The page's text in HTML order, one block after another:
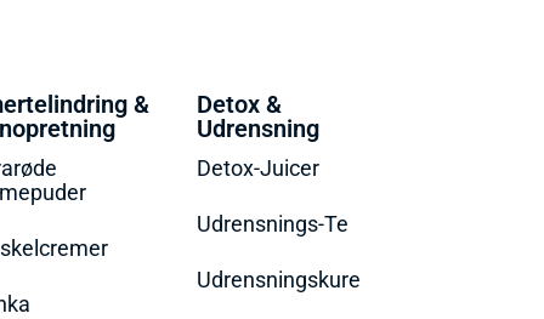
&
Detox &
Udrensning
Detox-Juicer
Udrensnings-Te
Udrensningskure